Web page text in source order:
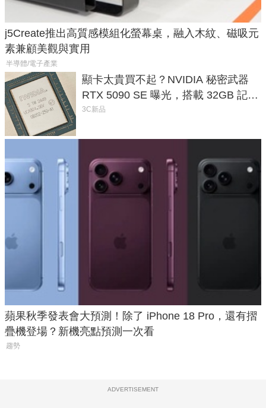
j5Create推出高質感模組化螢幕桌，融入木紋、磁吸元
素兼顧美觀與實用
半導體/電子產業
顯卡太貴買不起？NVIDIA 秘密武器
RTX 5090 SE 曝光，搭載 32GB 記憶
體
3C新品
蘋果秋季發表會大預測！除了 iPhone 18 Pro，還有摺
疊機登場？新機亮點預測一次看
趨勢
ADVERTISEMENT